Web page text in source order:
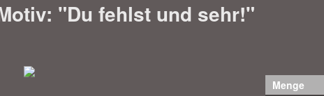
"Du fehlst und sehr!"
Menge